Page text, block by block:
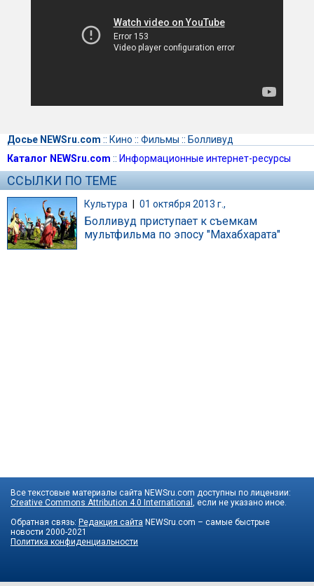
Досье NEWSru.com :: Кино :: Фильмы :: Болливуд
Каталог NEWSru.com :: Информационные интернет-ресурсы
ССЫЛКИ ПО ТЕМЕ
Культура | 01 октября 2013 г.,
Болливуд приступает к съемкам
мультфильма по эпосу "Махабхарата"
Все текстовые материалы сайта NEWSru.com доступны по лицензии:
Creative Commons Attribution 4.0 International
, если не указано иное.
Обратная связь: Редакция сайта NEWSru.com – самые быстрые
новости 2000-2021
Политика конфиденциальности